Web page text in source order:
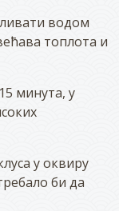
водом
топлота и
минута, у
у оквиру
би да